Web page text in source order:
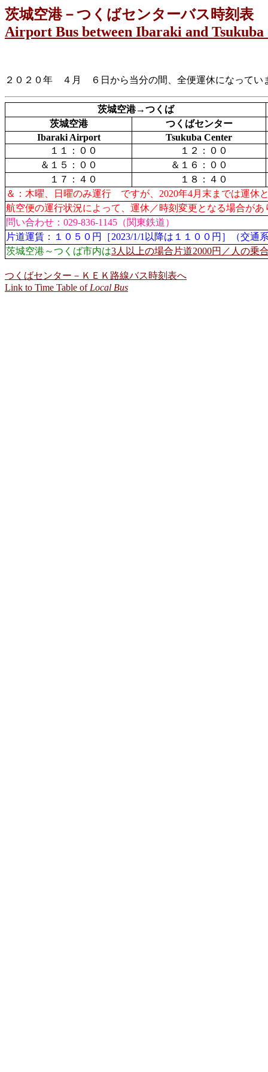
茨城空港－つくばセンターバス時刻表
Airport Bus between Ibaraki and Tsukuba
２０２０年 ４月 ６日から当分の間、全便運休になってい
茨城空港→つくば
茨城空港
つくばセンター
Ibaraki Airport
Tsukuba Center
１１：００
１２：００
＆１５：００
＆１６：００
１７：４０
１８：４０
＆：木曜、日曜のみ運行 ですが、2020年4月末までは運休
航空便の運行状況によって、運休／時刻変更となる場合があ
問い合わせ：029-836-1145（関東鉄道）
片道運賃：１０５０円［2023/1/1以降は１１００円］（交
茨城空港～つくば市内は3人以上の場合片道2000円／人の乗
つくばセンター－ＫＥＫ路線バス時刻表へ
Link to Time Table of Local Bus